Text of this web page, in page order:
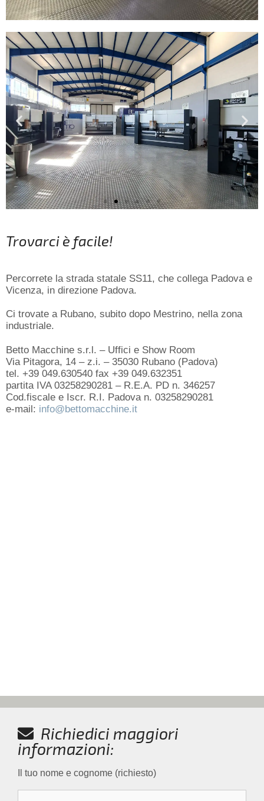
Trovarci è facile!
Percorrete la strada statale SS11, che collega Padova e
Vicenza, in direzione Padova.
Ci trovate a Rubano, subito dopo Mestrino, nella zona
industriale.
Betto Macchine s.r.l. – Uffici e Show Room
Via Pitagora, 14 – z.i. – 35030 Rubano (Padova)
tel. +39 049.630540 fax +39 049.632351
partita IVA 03258290281 – R.E.A. PD n. 346257
Cod.fiscale e Iscr. R.I. Padova n. 03258290281
e-mail: info@bettomacchine.it
Richiedici maggiori
informazioni:
Il tuo nome e cognome (richiesto)